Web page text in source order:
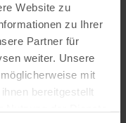
Website zu
zu Ihrer
Partner für
weiter. Unsere
mit
bereitgestellt